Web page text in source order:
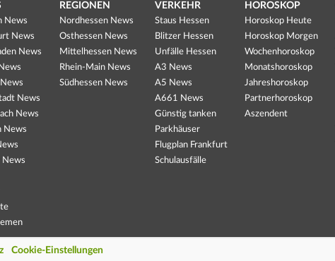
News
News
News
News
News
News
News
REGIONEN
Nordhessen News
Osthessen News
Mittelhessen News
Rhein-Main News
Südhessen News
VERKEHR
Staus Hessen
Blitzer Hessen
Unfälle Hessen
A3 News
A5 News
A661 News
Günstig tanken
Parkhäuser
Flugplan Frankfurt
Schulausfälle
HOROSKOP
Horoskop Heute
Horoskop Morgen
Wochenhoroskop
Monatshoroskop
Jahreshoroskop
Partnerhoroskop
Aszendent
Cookie-Einstellungen